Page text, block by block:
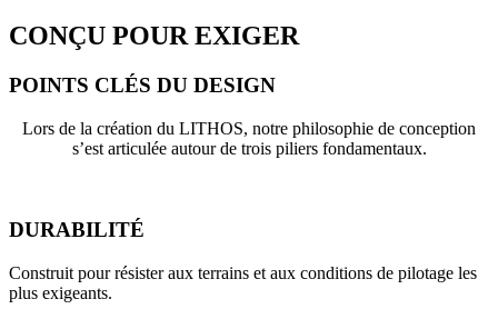
CONÇU POUR EXIGER
POINTS CLÉS DU DESIGN
Lors de la création du LITHOS, notre philosophie de conception
s’est articulée autour de trois piliers fondamentaux.
DURABILITÉ
Construit pour résister aux terrains et aux conditions de pilotage les
plus exigeants.